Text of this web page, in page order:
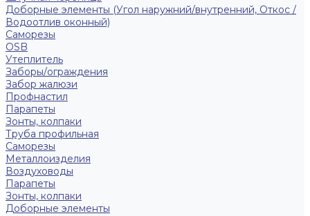
Доборные элементы (Угол наружний/внутренний, Откос /
Водоотлив оконный)
Саморезы
OSB
Утеплитель
Заборы/ограждения
Забор жалюзи
Профнастил
Парапеты
Зонты, колпаки
Труба профильная
Саморезы
Металлоизделия
Воздуховоды
Парапеты
Зонты, колпаки
Доборные элементы